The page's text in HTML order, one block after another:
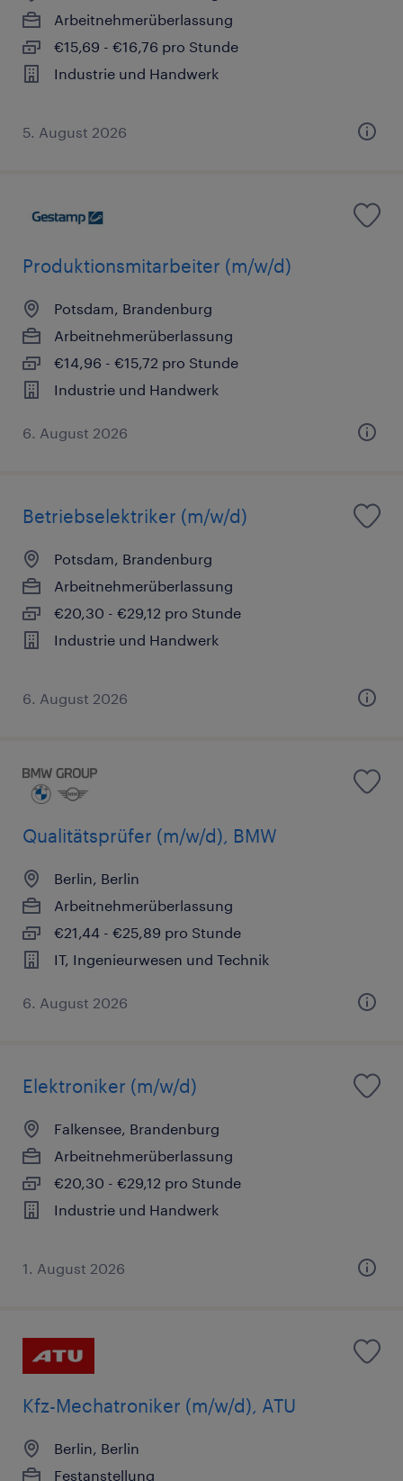
Arbeitnehmerüberlassung
€15,69 - €16,76 pro Stunde
Industrie und Handwerk
5. August 2026
Produktionsmitarbeiter (m/w/d)
Potsdam, Brandenburg
Arbeitnehmerüberlassung
€14,96 - €15,72 pro Stunde
Industrie und Handwerk
6. August 2026
Betriebselektriker (m/w/d)
Potsdam, Brandenburg
Arbeitnehmerüberlassung
€20,30 - €29,12 pro Stunde
Industrie und Handwerk
6. August 2026
Qualitätsprüfer (m/w/d), BMW
Berlin, Berlin
Arbeitnehmerüberlassung
€21,44 - €25,89 pro Stunde
IT, Ingenieurwesen und Technik
6. August 2026
Elektroniker (m/w/d)
Falkensee, Brandenburg
Arbeitnehmerüberlassung
€20,30 - €29,12 pro Stunde
Industrie und Handwerk
1. August 2026
Kfz-Mechatroniker (m/w/d), ATU
Berlin, Berlin
Festanstellung